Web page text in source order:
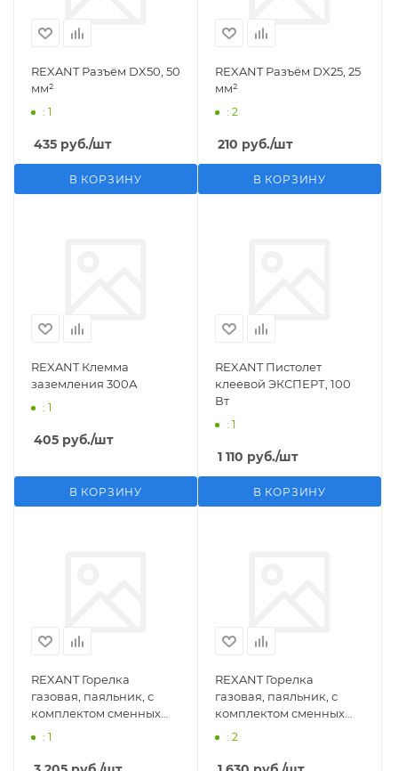
REXANT Разъём DX50, 50
мм²
: 1
435 руб./шт
В КОРЗИНУ
REXANT Разъём DX25, 25
мм²
: 2
210 руб./шт
В КОРЗИНУ
REXANT Клемма
заземления 300А
: 1
405 руб./шт
В КОРЗИНУ
REXANT Пистолет
клеевой ЭКСПЕРТ, 100
Вт
: 1
1 110 руб./шт
В КОРЗИНУ
REXANT Горелка
газовая, паяльник, с
комплектом сменных
насадок, 11 предметов
: 1
REXANT Горелка
газовая, паяльник, с
комплектом сменных
насадок, 3 предмета
: 2